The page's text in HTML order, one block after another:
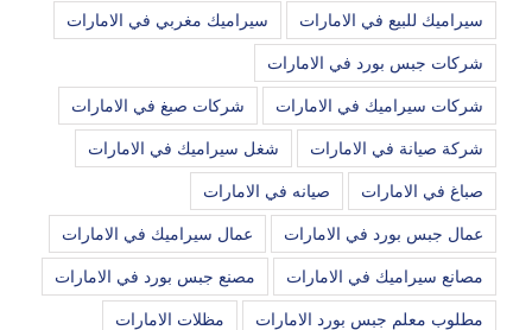
سيراميك للبيع في الامارات سيراميك مغربي في الامارات
شركات جبس بورد في الامارات
شركات سيراميك في الامارات شركات صبغ في الامارات
شركة صيانة في الامارات شغل سيراميك في الامارات
صباغ في الامارات صيانه في الامارات
عمال جبس بورد في الامارات عمال سيراميك في الامارات
مصانع سيراميك في الامارات مصنع جبس بورد في الامارات
مطلوب معلم جبس بورد الامارات مظلات الامارات